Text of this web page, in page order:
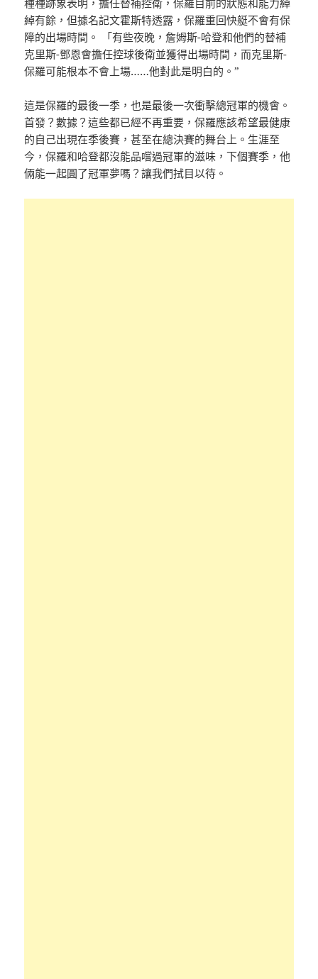
綽有餘，但據名記文霍斯特透露，保羅重回快艇不會有保
障的出場時間。 「有些夜晚，詹姆斯-哈登和他們的替補
克里斯-鄧恩會擔任控球後衛並獲得出場時間，而克里斯-
保羅可能根本不會上場……他對此是明白的。”
這是保羅的最後一季，也是最後一次衝擊總冠軍的機會。
首發？數據？這些都已經不再重要，保羅應該希望最健康
的自己出現在季後賽，甚至在總決賽的舞台上。生涯至
今，保羅和哈登都沒能品嚐過冠軍的滋味，下個賽季，他
倆能一起圓了冠軍夢嗎？讓我們拭目以待。